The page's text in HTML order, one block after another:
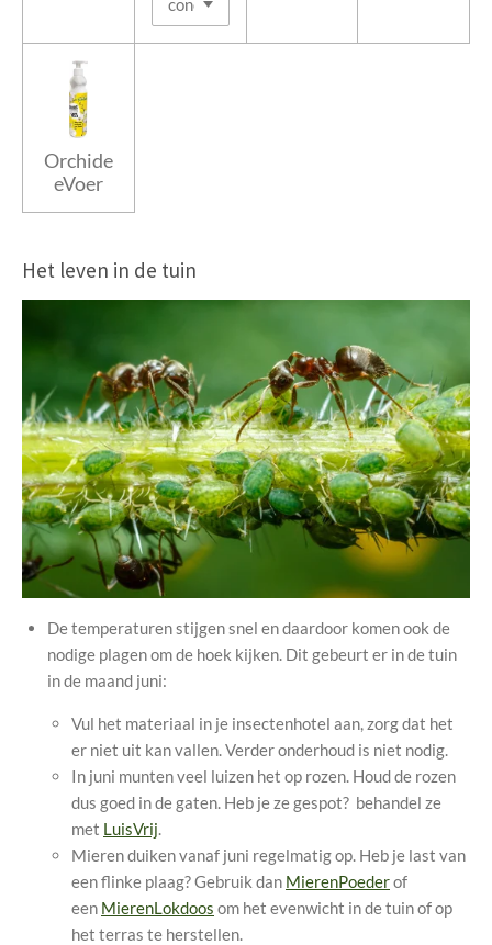
Orchide
eVoer
Het leven in de tuin
De temperaturen stijgen snel en daardoor komen ook de
nodige plagen om de hoek kijken. Dit gebeurt er in de tuin
in de maand juni:
Vul het materiaal in je insectenhotel aan, zorg dat het
er niet uit kan vallen. Verder onderhoud is niet nodig.
In juni munten veel luizen het op rozen. Houd de rozen
dus goed in de gaten. Heb je ze gespot? behandel ze
met LuisVrij
Mieren duiken vanaf juni regelmatig op. Heb je last van
een flinke plaag? Gebruik dan MierenPoederof
een MierenLokdoos om het evenwicht in de tuin of op
het terras te herstellen.